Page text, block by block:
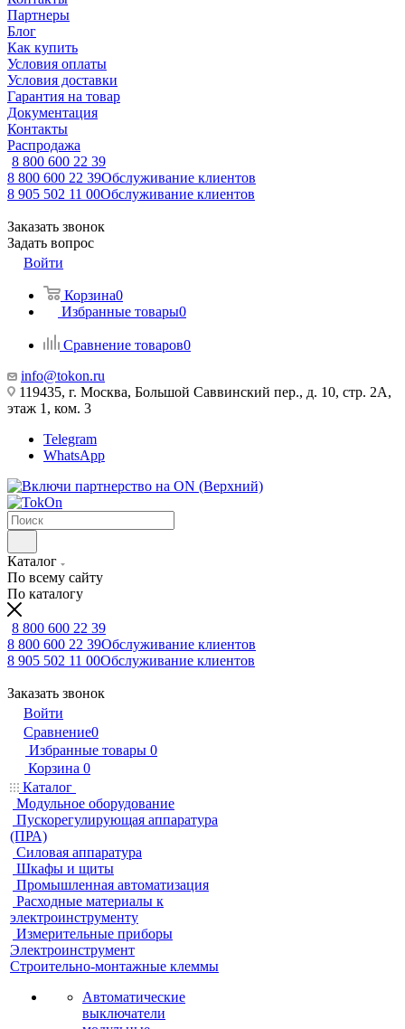
Партнеры
Блог
Как купить
Условия оплаты
Условия доставки
Гарантия на товар
Документация
Контакты
Распродажа
8 800 600 22 39
8 800 600 22 39Обслуживание клиентов
8 905 502 11 00Обслуживание клиентов
Заказать звонок
Задать вопрос
Войти
Корзина0
Избранные товары0
Сравнение товаров0
info@tokon.ru
119435, г. Москва, Большой Саввинский пер., д. 10, стр. 2А,
этаж 1, ком. 3
Telegram
WhatsApp
Каталог
По всему сайту
По каталогу
8 800 600 22 39
8 800 600 22 39Обслуживание клиентов
8 905 502 11 00Обслуживание клиентов
Заказать звонок
Войти
Сравнение0
Избранные товары 0
Корзина 0
Каталог
Модульное оборудование
Пускорегулирующая аппаратура
(ПРА)
Силовая аппаратура
Шкафы и щиты
Промышленная автоматизация
Расходные материалы к
электроинструменту
Измерительные приборы
Электроинструмент
Строительно-монтажные клеммы
Автоматические
выключатели